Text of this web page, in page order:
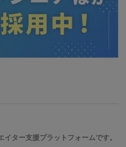
ター支援プラットフォームです。